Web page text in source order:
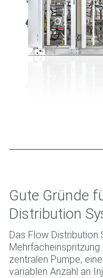
Gute Gründe
Distribution
Das Flow Distribution
zentralen Pumpe,
variablen Anzahl an